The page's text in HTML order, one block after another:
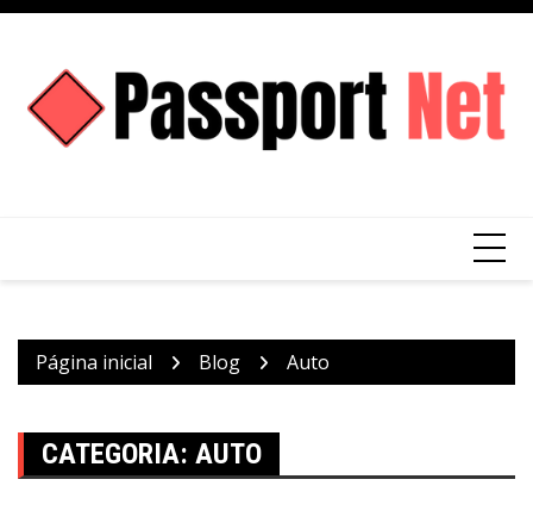
Ir
conteúdo
Página inicial Blog Auto
CATEGORIA: AUTO